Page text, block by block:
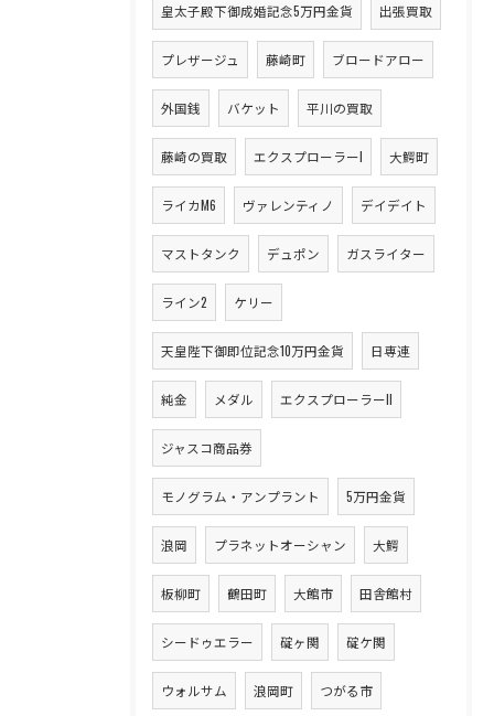
皇太子殿下御成婚記念5万円金貨 出張買取
プレザージュ 藤崎町 ブロードアロー
外国銭 バケット 平川の買取
藤崎の買取 エクスプローラーI 大鰐町
ライカM6 ヴァレンティノ デイデイト
マストタンク デュポン ガスライター
ライン2 ケリー
天皇陛下御即位記念10万円金貨 日専連
純金 メダル エクスプローラーII
ジャスコ商品券
モノグラム・アンプラント 5万円金貨
浪岡 プラネットオーシャン 大鰐
板柳町 鶴田町 大館市 田舎館村
シードゥエラー 碇ヶ関 碇ケ関
ウォルサム 浪岡町 つがる市